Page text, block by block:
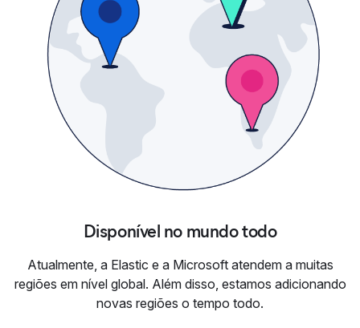
Disponível no mundo todo
Atualmente, a Elastic e a Microsoft atendem a muitas
regiões em nível global. Além disso, estamos adicionando
novas regiões o tempo todo.